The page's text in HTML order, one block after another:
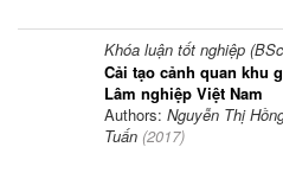
Khóa luận tốt nghiệp
Cải tạo cảnh quan khu
Lâm nghiệp Việt Nam
Authors: Nguyễn Thị
Tuấn (2017)